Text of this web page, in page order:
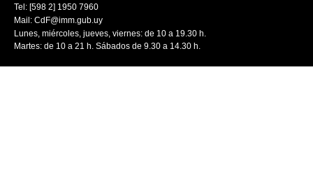
Tel: [598 2] 1950 7960
Mail: CdF@imm.gub.uy
Lunes, miércoles, jueves, viernes: de 10 a 19.30 h.
Martes: de 10 a 21 h. Sábados de 9.30 a 14.30 h.